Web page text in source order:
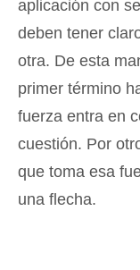
aplicación con
deben tener
otra. De esta
primer término
fuerza entra en
cuestión. Por
que toma esa
una flecha.